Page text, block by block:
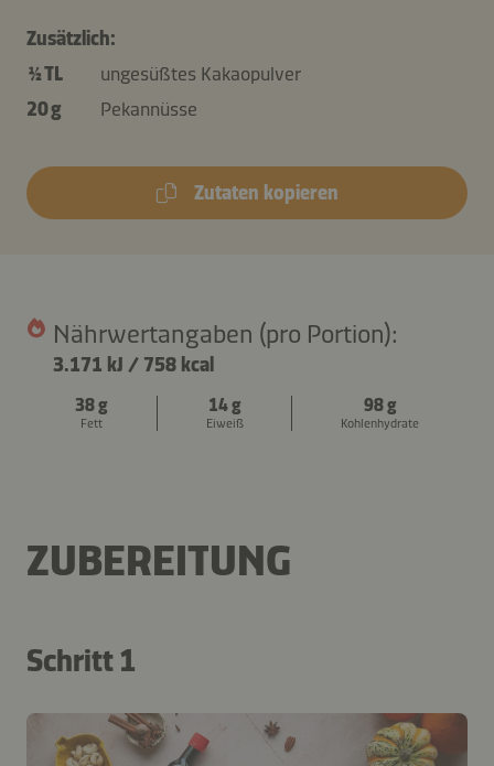
Zusätzlich:
½ TL
ungesüßtes Kakaopulver
20 g
Pekannüsse
Zutaten kopieren
Nährwertangaben (pro Portion):
3.171 kJ / 758 kcal
38 g
Fett
14 g
Eiweiß
98 g
Kohlenhydrate
ZUBEREITUNG
Schritt 1